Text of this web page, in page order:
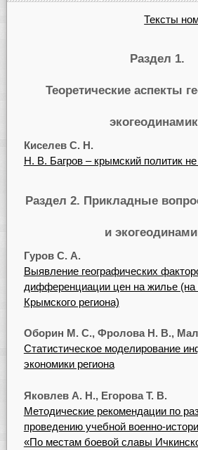
Тексты
Раздел 1.
Теоретические аспекты
Киселев С. Н.
Н. В. Багров – крымский политик
Раздел 2. Прикладные
и
Гуров С. А.
Выявление географических
дифференциации цен на жилье (на
Крымского региона)
Оборин М. С., Фролова Н. В.,
Статистическое моделирование
экономики региона
Яковлев А. Н., Егорова Т. В.
Методические рекомендации по
проведению учебной военно-
«По местам боевой славы